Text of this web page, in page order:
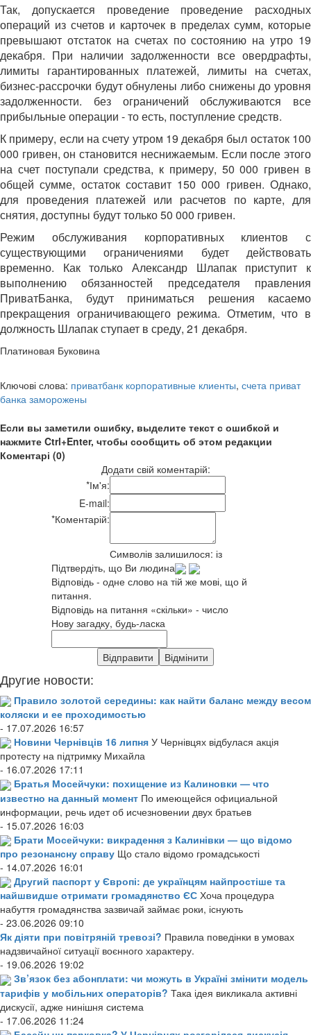
Так, допускается проведение проведение расходных
операций из счетов и карточек в пределах сумм, которые
превышают отстаток на счетах по состоянию на утро 19
декабря. При наличии задолженности все овердрафты,
лимиты гарантированных платежей, лимиты на счетах,
бизнес-рассрочки будут обнулены либо снижены до уровня
задолженности. без ограничений обслуживаются все
прибыльные операции - то есть, поступление средств.
К примеру, если на счету утром 19 декабря был остаток 100
000 гривен, он становится неснижаемым. Если после этого
на счет поступали средства, к примеру, 50 000 гривен в
общей сумме, остаток составит 150 000 гривен. Однако,
для проведения платежей или расчетов по карте, для
снятия, доступны будут только 50 000 гривен.
Режим обслуживания корпоративных клиентов с
существующими ограничениями будет действовать
временно. Как только Александр Шлапак приступит к
выполнению обязанностей председателя правления
ПриватБанка, будут приниматься решения касаемо
прекращения ограничивающего режима. Отметим, что в
должность Шлапак ступает в среду, 21 декабря.
Платиновая Буковина
Ключові слова: приватбанк корпоративные клиенты, счета приват
банка заморожены
Если вы заметили ошибку, выделите текст с ошибкой и
нажмите Ctrl+Enter, чтобы сообщить об этом редакции
Коментарі (0)
Додати свій коментарій:
*Ім'я:
E-mail:
*Коментарій:
Символів залишилося: із
Підтвердіть, що Ви людина
Відповідь - одне слово на тій же мові, що й
питання.
Відповідь на питання «скільки» - число
Нову загадку, будь-ласка
Другие новости:
Правило золотой середины: как найти баланс между весом
коляски и ее проходимостью
- 17.07.2026 16:57
Новини Чернівців 16 липня У Чернівцях відбулася акція
протесту на підтримку Михайла
- 16.07.2026 17:11
Братья Мосейчуки: похищение из Калиновки — что
известно на данный момент По имеющейся официальной
информации, речь идет об исчезновении двух братьев
- 15.07.2026 16:03
Брати Мосейчуки: викрадення з Калинівки — що відомо
про резонансну справу Що стало відомо громадськості
- 14.07.2026 16:01
Другий паспорт у Європі: де українцям найпростіше та
найшвидше отримати громадянство ЄС Хоча процедура
набуття громадянства зазвичай займає роки, існують
- 23.06.2026 09:10
Як діяти при повітряній тревозі? Правила поведінки в умовах
надзвичайної ситуації воєнного характеру.
- 19.06.2026 19:02
Зв’язок без абонплати: чи можуть в Україні змінити модель
тарифів у мобільних операторів? Така ідея викликала активні
дискусії, адже нинішня система
- 17.06.2026 11:24